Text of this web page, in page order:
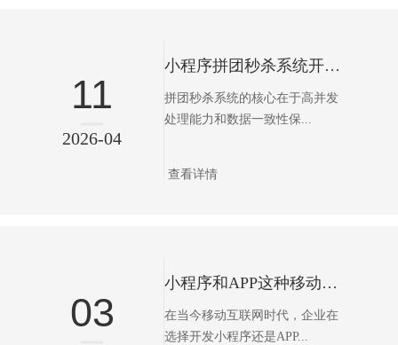
11
2026-04
小程序拼团秒杀系统开发市场背景与需求
拼团秒杀系统的核心在于高并发
处理能力和数据一致性保...
查看详情
03
小程序和APP这种移动端的项目你会怎样选择
在当今移动互联网时代，企业在
选择开发小程序还是APP...